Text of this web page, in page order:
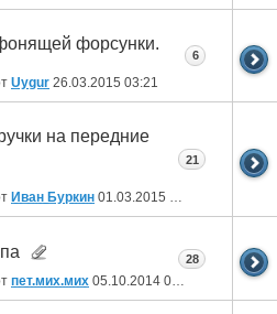
форсунки.
Uygur 26.03.2015 03:21
6
на передние
Иван Буркин 01.03.2015 17:52
21
пет.мих.мих 05.10.2014 04:44
28